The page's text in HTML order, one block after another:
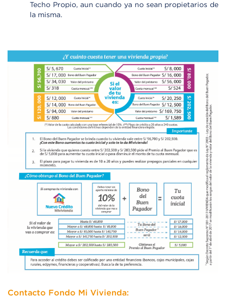
Techo Propio, aun cuando ya no sean propietarios de
la misma.
Contacto Fondo Mi Vivienda: